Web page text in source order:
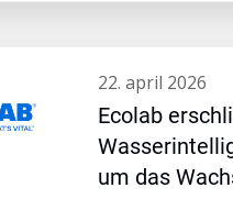
22. april 2026
Ecolab
um das